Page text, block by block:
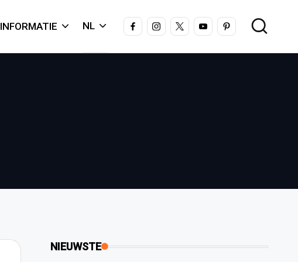
INFORMATIE NL FACEBOOKINSTAGRAM
X YOUTUBEPINTEREST
NIEUWSTE